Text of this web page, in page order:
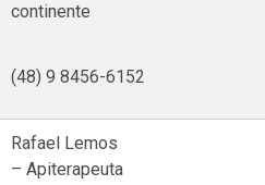
continente
(48) 9 8456-6152
Rafael Lemos
– Apiterapeuta